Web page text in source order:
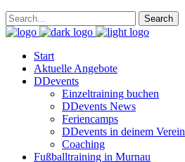
Start
Aktuelle Angebote
DDevents
Einzeltraining buchen
DDevents News
Feriencamps
DDevents in deinem Verein
Coaching
Fußballtraining in Murnau